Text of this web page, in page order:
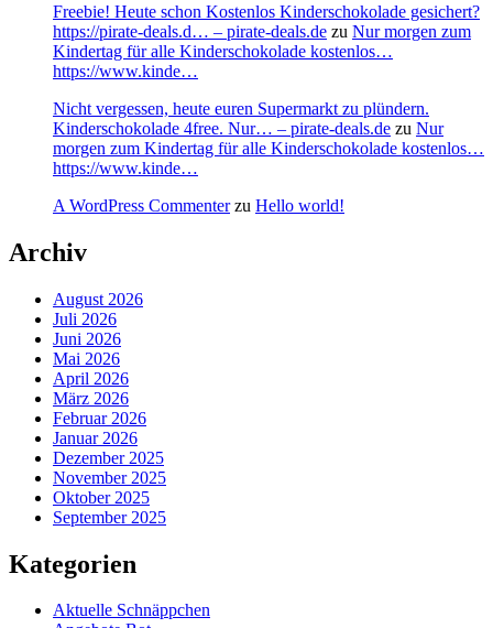
Freebie! Heute schon Kostenlos Kinderschokolade gesichert?
https://pirate-deals.d… – pirate-deals.de zu Nur morgen zum
Kindertag für alle Kinderschokolade kostenlos…
https://www.kinde…
Nicht vergessen, heute euren Supermarkt zu plündern.
Kinderschokolade 4free. Nur… – pirate-deals.de zu Nur
morgen zum Kindertag für alle Kinderschokolade kostenlos…
https://www.kinde…
A WordPress Commenterzu Hello world!
Archiv
August 2026
Juli 2026
Juni 2026
Mai 2026
April 2026
März 2026
Februar 2026
Januar 2026
Dezember 2025
November 2025
Oktober 2025
September 2025
Kategorien
Aktuelle Schnäppchen